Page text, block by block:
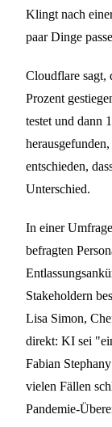
Klingt nach
paar Dinge
Cloudflare sagt,
Prozent
testet und dann
entschieden,
Unterschied.
In einer
befragten
Stakeholdern
Lisa Simon,
direkt: KI sei
Fabian
vielen Fällen
Pandemie-